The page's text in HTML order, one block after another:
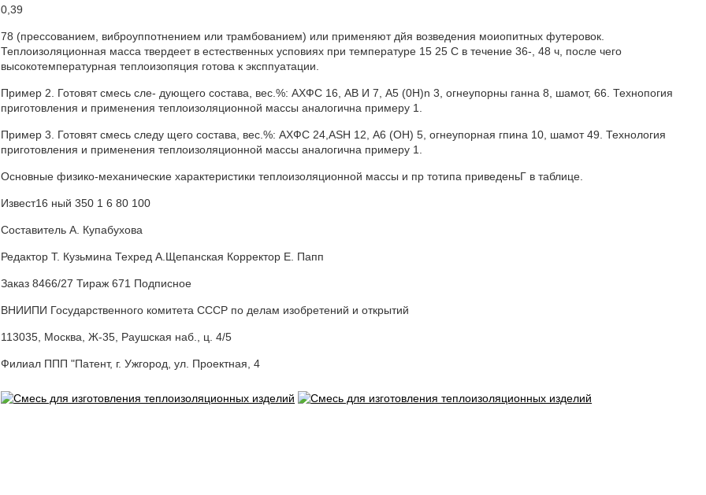
0,39
78 (прессованием, виброуппотнением или трамбованием) или применяют дйя возведения моиопитных футеровок.
Теплоизоляционная масса твердеет в естественных усповиях при температуре 15 25 С в течение 36-, 48 ч, после чего
высокотемпературная теплоизопяция готова к эксппуатации.
Пример 2. Готовят смесь сле- дующего состава, вес.%: АХФС 16, АВ И 7, А5 (0H)n 3, огнеупорны ганна 8, шамот, 66. Технопогия
приготовления и применения теплоизоляционной массы аналогична примеру 1.
Пример 3. Готовят смесь следу щего состава, вес.%: АХФС 24,ASH 12, А6 (ОН) 5, огнеупорная гпина 10, шамот 49. Технология
приготовления и применения теплоизоляционной массы аналогична примеру 1.
Основные физико-механические характеристики теплоизоляционной массы и пр тотипа приведеньГ в таблице.
Извест16 ный 350 1 6 80 100
Составитель А. Купабухова
Редактор T. Кузьмина Техред А.Щепанская Корректор Е. Папп
Заказ 8466/27 Тираж 671 Подписное
ВНИИПИ Государственного комитета СССР по делам изобретений и открытий
113035, Москва, Ж-35, Раушская наб., ц. 4/5
Филиал ППП "Патент, г. Ужгород, ул. Проектная, 4